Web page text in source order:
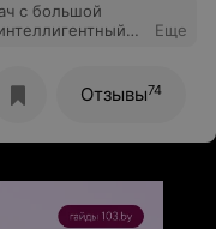
с большой
!
Еще
Отзывы74